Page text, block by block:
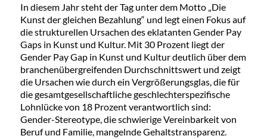
In diesem Jahr steht der Tag unter dem Motto „Die
Kunst der gleichen Bezahlung“ und legt einen Fokus auf
die strukturellen Ursachen des eklatanten Gender Pay
Gaps in Kunst und Kultur. Mit 30 Prozent liegt der
Gender Pay Gap in Kunst und Kultur deutlich über dem
branchenübergreifenden Durchschnittswert und zeigt
die Ursachen wie durch ein Vergrößerungsglas, die für
die gesamtgesellschaftliche geschlechterspezifische
Lohnlücke von 18 Prozent verantwortlich sind:
Gender-Stereotype, die schwierige Vereinbarkeit von
Beruf und Familie, mangelnde Gehaltstransparenz.